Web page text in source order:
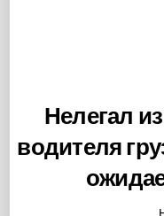
Нелегал
водителя